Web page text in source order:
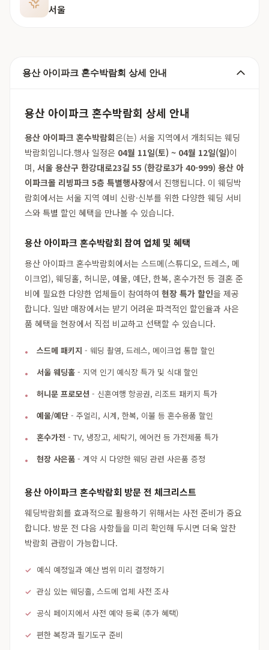
서울
용산 아이파크 혼수박람회 상세 안내
용산 아이파크 혼수박람회 상세 안내
용산 아이파크 혼수박람회은(는) 서울 지역에서 개최되는 웨딩
박람회입니다.행사 일정은 04월 11일(토) ~ 04월 12일(일)이
며, 서울 용산구 한강대로23길 55 (한강로3가 40-999) 용산 아
이파크몰 리빙파크 5층 특별행사장에서 진행됩니다. 이 웨딩박
람회에서는 서울 지역 예비 신랑·신부를 위한 다양한 웨딩 서비
스와 특별 할인 혜택을 만나볼 수 있습니다.
용산 아이파크 혼수박람회 참여 업체 및 혜택
용산 아이파크 혼수박람회에서는 스드메(스튜디오, 드레스, 메
이크업), 웨딩홀, 허니문, 예물, 예단, 한복, 혼수가전 등 결혼 준
비에 필요한 다양한 업체들이 참여하여 현장 특가 할인을 제공
합니다. 일반 매장에서는 받기 어려운 파격적인 할인율과 사은
품 혜택을 현장에서 직접 비교하고 선택할 수 있습니다.
스드메 패키지 - 웨딩 촬영, 드레스, 메이크업 통합 할인
서울 웨딩홀 - 지역 인기 예식장 특가 및 식대 할인
허니문 프로모션 - 신혼여행 항공권, 리조트 패키지 특가
예물/예단 - 주얼리, 시계, 한복, 이불 등 혼수용품 할인
혼수가전 - TV, 냉장고, 세탁기, 에어컨 등 가전제품 특가
현장 사은품 - 계약 시 다양한 웨딩 관련 사은품 증정
용산 아이파크 혼수박람회 방문 전 체크리스트
웨딩박람회를 효과적으로 활용하기 위해서는 사전 준비가 중요
합니다. 방문 전 다음 사항들을 미리 확인해 두시면 더욱 알찬
박람회 관람이 가능합니다.
예식 예정일과 예산 범위 미리 결정하기
관심 있는 웨딩홀, 스드메 업체 사전 조사
공식 페이지에서 사전 예약 등록 (추가 혜택)
편한 복장과 필기도구 준비